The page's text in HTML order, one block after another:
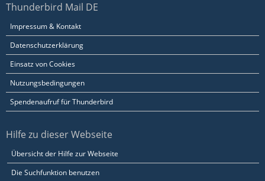
Thunderbird Mail DE
Impressum & Kontakt
Datenschutzerklärung
Einsatz von Cookies
Nutzungsbedingungen
Spendenaufruf für Thunderbird
Hilfe zu dieser Webseite
Übersicht der Hilfe zur Webseite
Die Suchfunktion benutzen